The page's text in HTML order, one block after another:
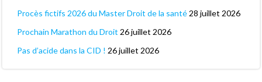
Procès fictifs 2026 du Master Droit de la santé 28 juillet 2026
Prochain Marathon du Droit 26 juillet 2026
Pas d’acide dans la CID ! 26 juillet 2026